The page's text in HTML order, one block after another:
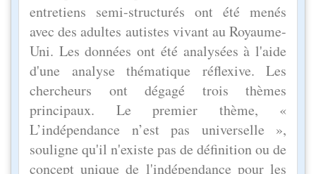
entretiens semi-structurés ont été menés
avec des adultes autistes vivant au Royaume-
Uni. Les données ont été analysées à l'aide
d'une analyse thématique réflexive. Les
chercheurs ont dégagé trois thèmes
principaux. Le premier thème, «
L’indépendance n’est pas universelle »,
souligne qu'il n'existe pas de définition ou de
concept unique de l'indépendance pour les